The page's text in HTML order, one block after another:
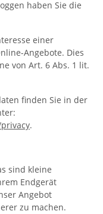
haben Sie die
einer
Angebote. Dies
von Art. 6 Abs. 1 lit.
finden Sie in der
.
sind kleine
Endgerät
Angebot
zu machen.